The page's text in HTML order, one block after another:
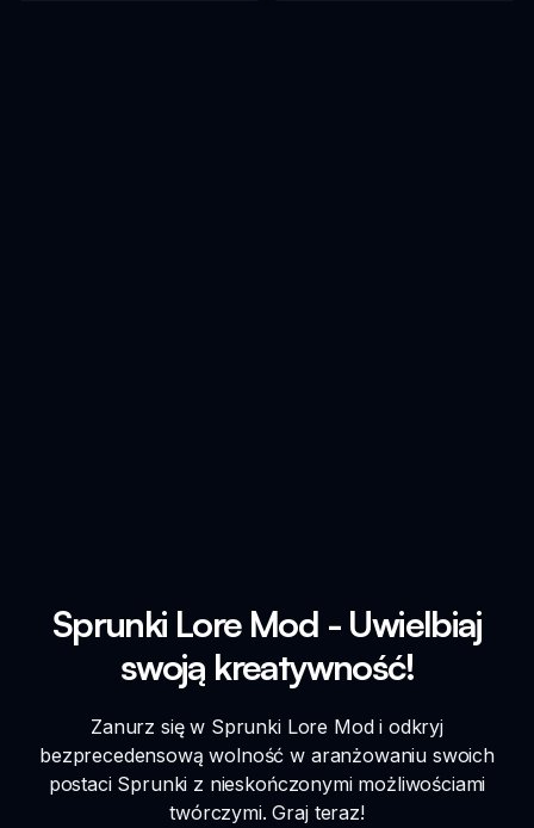
Sprunki Lore Mod - Uwielbiaj
swoją kreatywność!
Zanurz się w Sprunki Lore Mod i odkryj
bezprecedensową wolność w aranżowaniu swoich
postaci Sprunki z nieskończonymi możliwościami
twórczymi. Graj teraz!